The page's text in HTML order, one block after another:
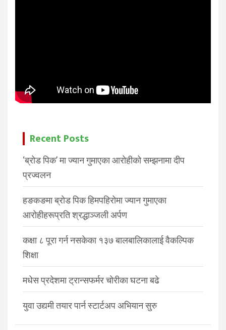
Recent Posts
‘ब्रोड पिक’ मा ज्यान गुमाएका आरोहीको सम्झनामा दीप
प्रज्वलन
हङकङमा ब्रोड पिक हिमपहिरोमा ज्यान गुमाएका
आरोहीहरूप्रति श्रद्धाञ्जली अर्पण
कक्षा ८ पूरा गर्न नसकेका १३७ बालबालिकालाई वैकल्पिक
शिक्षा
मधेस प्रदेशमा ट्रान्सफर्मर चोरीका घटना बढे
युवा उद्यमी तयार पार्न स्टार्टअप अभियान सुरु